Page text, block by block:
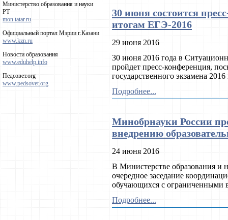
Министерство образования и науки
РТ
mon.tatar.ru
Официальный портал Мэрии г.Казани
www.kzn.ru
Новости образования
www.eduhelp.info
Педсовет.org
www.pedsovet.org
30 июня состоится
итогам ЕГЭ-2016
29 июня 2016
30 июня 2016 года в
пройдет пресс-конференция,
государственного экзамена 2016
Подробнее...
Минобрнауки России
внедрению
24 июня 2016
В Министерстве образования и
очередное заседание
обучающихся с ограниченными
Подробнее...